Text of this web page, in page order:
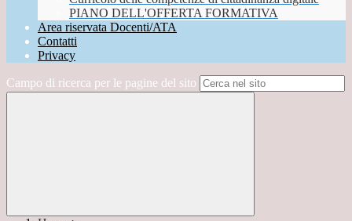
PIANO DELL'OFFERTA FORMATIVA
Area riservata Docenti/ATA
Contatti
Privacy
Campo di ricerca per le pagine del sito